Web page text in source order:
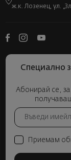
ж.к. Лозенец, ул.
Специално
Абонирай се,
Приемам